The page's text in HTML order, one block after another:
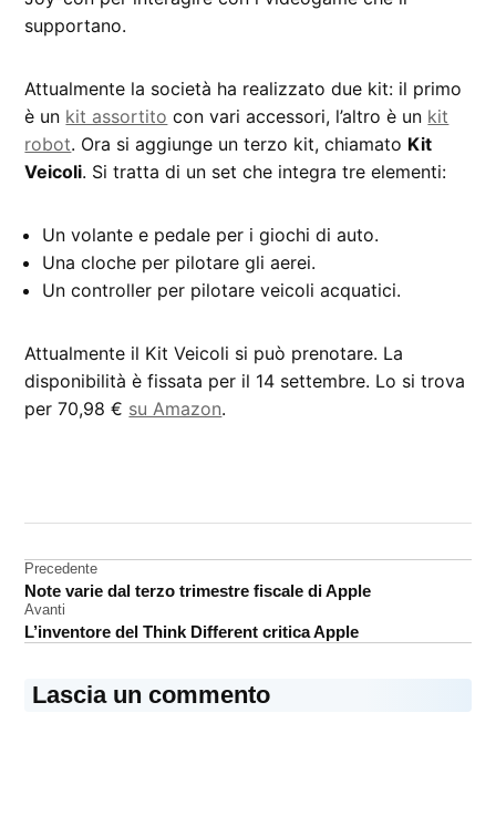
supportano.
Attualmente la società ha realizzato due kit: il primo
è un kit assortito con vari accessori, l’altro è un kit
robot. Ora si aggiunge un terzo kit, chiamato Kit
Veicoli. Si tratta di un set che integra tre elementi:
Un volante e pedale per i giochi di auto.
Una cloche per pilotare gli aerei.
Un controller per pilotare veicoli acquatici.
Attualmente il Kit Veicoli si può prenotare. La
disponibilità è fissata per il 14 settembre. Lo si trova
per 70,98 € su Amazon.
Nintendo
Navigazione
articoli
Precedente
Note varie dal terzo trimestre fiscale di Apple
Avanti
L’inventore del Think Different critica Apple
Lascia un commento